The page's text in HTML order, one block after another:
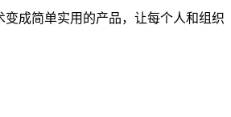
变成简单实用的产品，让每个人和组织